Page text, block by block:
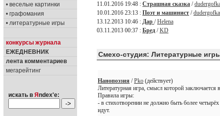
• веселые картинки
• графомания
• литературные игры
конкурсы журнала
ЕЖЕДНЕВНИК
лента комментариев
мегарейтинг
искать в Я ndex'е:
11.01.2016 19:48 : Страшная сказка /
10.01.2016 23:13 : Поэт и машинист /dudergofka
13.12.2013 10:46 : Дар /Helena
03.11.2013 00:37 : Бред /KD
Смехо-студия: Литературные
Нанопоэзия /Pko (действует)
Литературная игра, смысл которой
Правила игры:
- в стихотворении не должно быть более
идут.